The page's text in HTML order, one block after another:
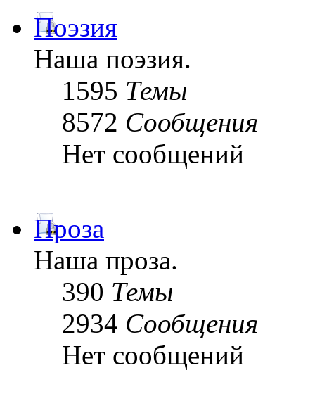
Поэзия
Наша поэзия.
1595 Темы
8572 Сообщения
Нет сообщений
Проза
Наша проза.
390 Темы
2934 Сообщения
Нет сообщений